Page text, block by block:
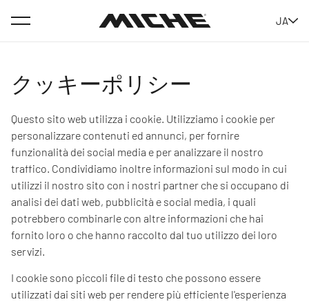
Menu
JA
クッキーポリシー
Questo sito web utilizza i cookie. Utilizziamo i cookie per
personalizzare contenuti ed annunci, per fornire
funzionalità dei social media e per analizzare il nostro
traffico. Condividiamo inoltre informazioni sul modo in cui
utilizzi il nostro sito con i nostri partner che si occupano di
analisi dei dati web, pubblicità e social media, i quali
potrebbero combinarle con altre informazioni che hai
fornito loro o che hanno raccolto dal tuo utilizzo dei loro
servizi.
I cookie sono piccoli file di testo che possono essere
utilizzati dai siti web per rendere più efficiente l'esperienza